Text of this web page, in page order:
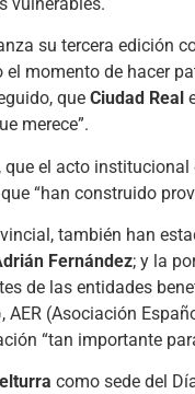
su tercera edición
momento de hacer
que Ciudad Real
merece”.
el acto
“han construido
también han
Fernández; y la
de las entidades
(Asociación
“tan importante
como sede del